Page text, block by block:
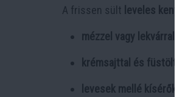
A frissen sült leveles kenyér
mézzel vagy lekvárral
krémsajttal és füstölt
levesek mellé kísérőként